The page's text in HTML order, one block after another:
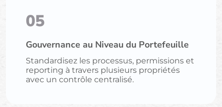
05
Gouvernance au Niveau du Portefeuille
Standardisez les processus, permissions et
reporting à travers plusieurs propriétés
avec un contrôle centralisé.